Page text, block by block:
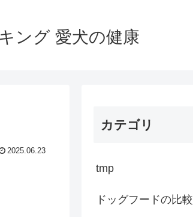
ング 愛犬の健康
2025.06.23
カテゴリ
tmp
ドッグフードの比較